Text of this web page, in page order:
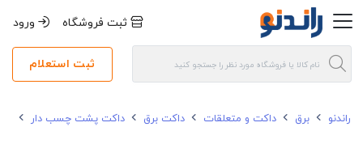
ثبت فروشگاه ورود
ثبت استعلام
راندنو برق داکت و متعلقات داکت برق داکت پشت چسب دار